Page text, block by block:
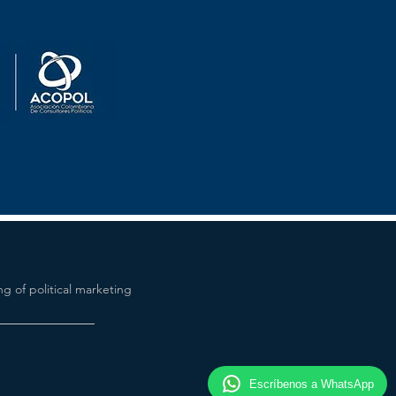
of political marketing
Escríbenos a WhatsApp